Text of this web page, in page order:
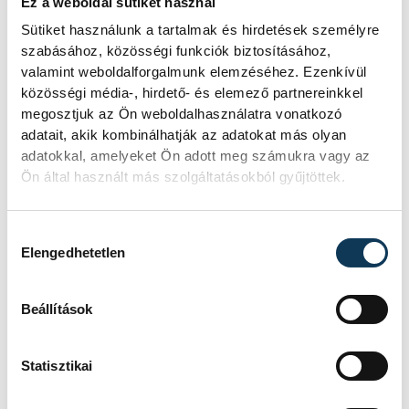
Sütiket használunk a tartalmak és hirdetések személyre
szabásához, közösségi funkciók biztosításához,
valamint weboldalforgalmunk elemzéséhez. Ezenkívül
közösségi média-, hirdető- és elemező partnereinkkel
megosztjuk az Ön weboldalhasználatra vonatkozó
adatait, akik kombinálhatják az adatokat más olyan
adatokkal, amelyeket Ön adott meg számukra vagy az
Ön által használt más szolgáltatásokból gyűjtöttek.
Elengedhetetlen
Beállítások
Statisztikai